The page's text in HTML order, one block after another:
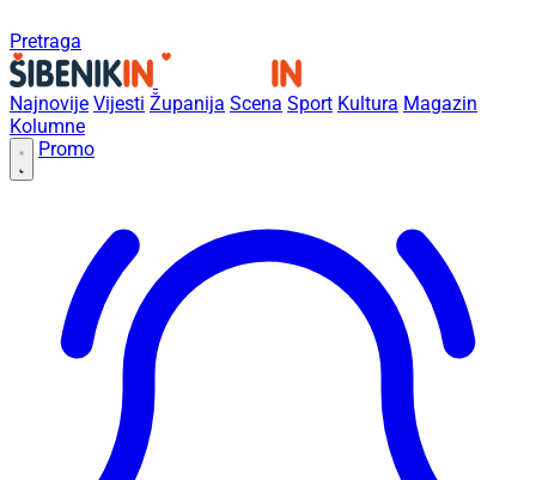
Pretraga
Najnovije Vijesti Županija Scena Sport Kultura Magazin
Kolumne
Promo